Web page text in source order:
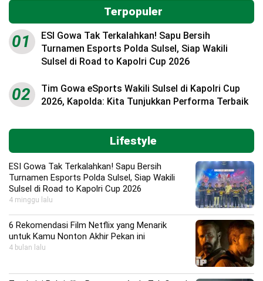
Terpopuler
01
ESI Gowa Tak Terkalahkan! Sapu Bersih
Turnamen Esports Polda Sulsel, Siap Wakili
Sulsel di Road to Kapolri Cup 2026
02
Tim Gowa eSports Wakili Sulsel di Kapolri Cup
2026, Kapolda: Kita Tunjukkan Performa Terbaik
Lifestyle
ESI Gowa Tak Terkalahkan! Sapu Bersih
Turnamen Esports Polda Sulsel, Siap Wakili
Sulsel di Road to Kapolri Cup 2026
4 minggu lalu
6 Rekomendasi Film Netflix yang Menarik
untuk Kamu Nonton Akhir Pekan ini
4 bulan lalu